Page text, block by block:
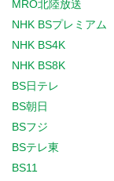
MRO北陸放送
NHK BSプレミアム
NHK BS4K
NHK BS8K
BS日テレ
BS朝日
BSフジ
BSテレ東
BS11